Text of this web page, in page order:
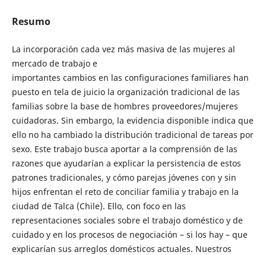
Resumo
La incorporación cada vez más masiva de las mujeres al
mercado de trabajo e
importantes cambios en las configuraciones familiares han
puesto en tela de juicio la organización tradicional de las
familias sobre la base de hombres proveedores/mujeres
cuidadoras. Sin embargo, la evidencia disponible indica que
ello no ha cambiado la distribución tradicional de tareas por
sexo. Este trabajo busca aportar a la comprensión de las
razones que ayudarían a explicar la persistencia de estos
patrones tradicionales, y cómo parejas jóvenes con y sin
hijos enfrentan el reto de conciliar familia y trabajo en la
ciudad de Talca (Chile). Ello, con foco en las
representaciones sociales sobre el trabajo doméstico y de
cuidado y en los procesos de negociación – si los hay – que
explicarían sus arreglos domésticos actuales. Nuestros